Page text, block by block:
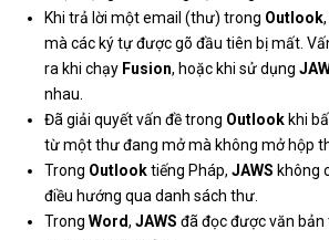
Khi trả lời một email (thư) trong Outlook
mà các ký tự được gõ đầu tiên bị mất.
ra khi chạy Fusion, hoặc khi sử dụng
nhau.
Đã giải quyết vấn đề trong Outlook khi
từ một thư đang mở mà không mở hộp
Trong Outlooktiếng Pháp, JAWS không
điều hướng qua danh sách thư.
Trong Word, JAWS đã đọc được văn